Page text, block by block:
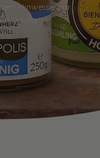
Hinweise zur